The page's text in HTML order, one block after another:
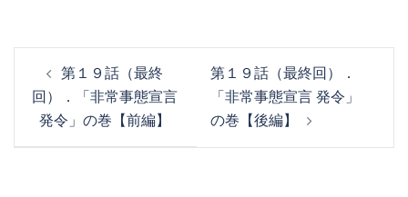
稿
ナ
第１９話（最終
回）．「非常事態宣言
発令」の巻【前編】
第１９話（最終回）．
「非常事態宣言 発令」
の巻【後編】